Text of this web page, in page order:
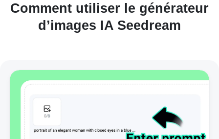
Comment utiliser le générateur
d’images IA Seedream